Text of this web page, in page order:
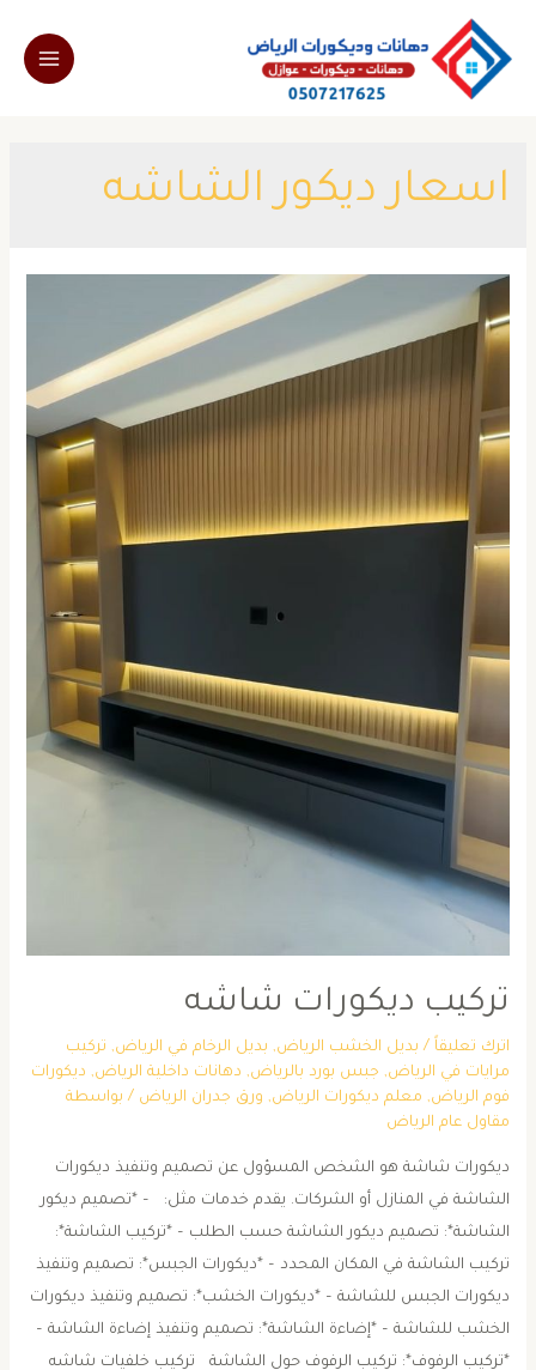
المحتوى
Main
اسعار ديكور الشاشه
تركيب ديكورات شاشه
اترك تعليقاً / بديل الخشب الرياض, بديل الرخام في الرياض, تركيب
مرايات في الرياض, جبس بورد بالرياض, دهانات داخلية الرياض, ديكورات
فوم الرياض, معلم ديكورات الرياض, ورق جدران الرياض / بواسطة
مقاول عام الرياض
ديكورات شاشة هو الشخص المسؤول عن تصميم وتنفيذ ديكورات
الشاشة في المنازل أو الشركات. يقدم خدمات مثل: – *تصميم ديكور
الشاشة*: تصميم ديكور الشاشة حسب الطلب – *تركيب الشاشة*:
تركيب الشاشة في المكان المحدد – *ديكورات الجبس*: تصميم وتنفيذ
ديكورات الجبس للشاشة – *ديكورات الخشب*: تصميم وتنفيذ ديكورات
الخشب للشاشة – *إضاءة الشاشة*: تصميم وتنفيذ إضاءة الشاشة –
*تركيب الرفوف*: تركيب الرفوف حول الشاشة تركيب خلفيات شاشه